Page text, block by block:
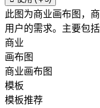
此图为商业画布图，
用户的需求。主要包
商业
画布图
商业画布图
模板
模板推荐